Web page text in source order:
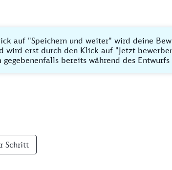
auf "Speichern und weiter" wird deine
wird erst durch den Klick auf "Jetzt
gegebenenfalls bereits während des
Schritt